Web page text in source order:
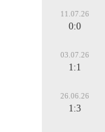
11.07.26
0:0
03.07.26
1:1
26.06.26
1:3